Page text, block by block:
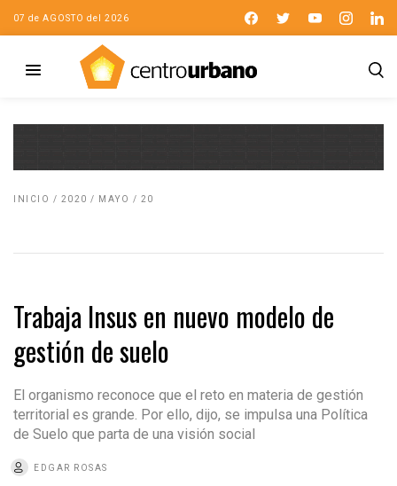
07 de AGOSTO del 2026
INICIO / 2020 / MAYO / 20
Trabaja Insus en nuevo modelo de
gestión de suelo
El organismo reconoce que el reto en materia de gestión
territorial es grande. Por ello, dijo, se impulsa una Política
de Suelo que parta de una visión social
EDGAR ROSAS